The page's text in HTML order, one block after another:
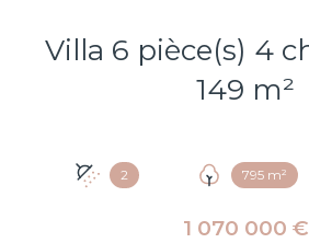
Villa 6 pièce(s) 4 chambre(s)
149 m²
2 795 m²
1 070 000 €